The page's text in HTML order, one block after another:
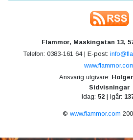
Flammor, Maskingatan 13,
Telefon: 0383-161 64 | E-post:
Ansvarig utgivare:
Sidvisningar
Idag: 52| Igår:
© www.flammor.com